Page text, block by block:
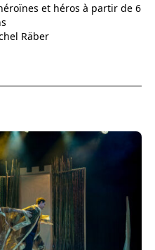
et héros à partir de 6
Räber